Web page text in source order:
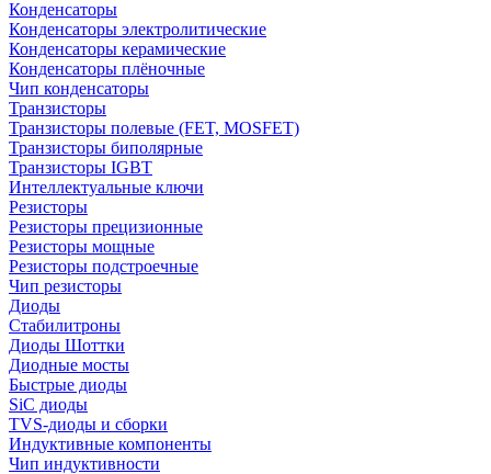
Конденсаторы
Конденсаторы электролитические
Конденсаторы керамические
Конденсаторы плёночные
Чип конденсаторы
Транзисторы
Транзисторы полевые (FET, MOSFET)
Транзисторы биполярные
Транзисторы IGBT
Интеллектуальные ключи
Резисторы
Резисторы прецизионные
Резисторы мощные
Резисторы подстроечные
Чип резисторы
Диоды
Стабилитроны
Диоды Шоттки
Диодные мосты
Быстрые диоды
SiC диоды
TVS-диоды и сборки
Индуктивные компоненты
Чип индуктивности